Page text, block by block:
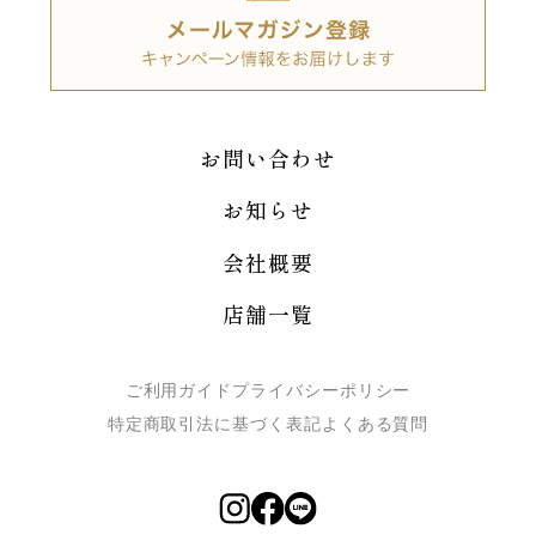
お問い合わせ
お知らせ
会社概要
店舗一覧
ご利用ガイド プライバシーポリシー
特定商取引法に基づく表記よくある質問